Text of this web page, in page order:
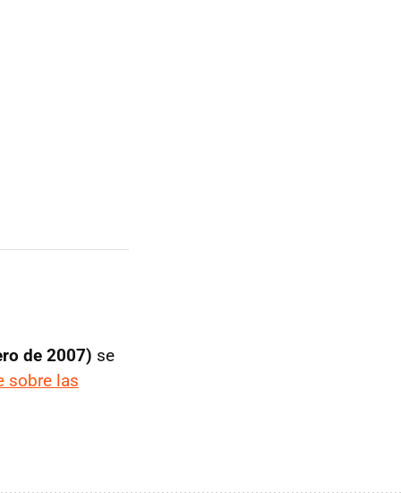
de 2007) se
sobre las